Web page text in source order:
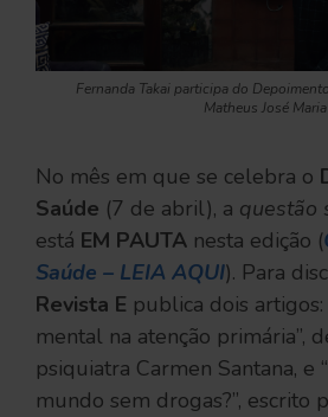
Fernanda Takai participa do
Matheus José Maria
No mês em que se celebra o
Saúde (7 de abril), a questão
está EM PAUTA nesta edição (
Saúde – LEIA AQUI). Para
Revista E publica dois
mental na atenção primária”,
psiquiatra Carmen Santana, e
mundo sem drogas?”, escrito